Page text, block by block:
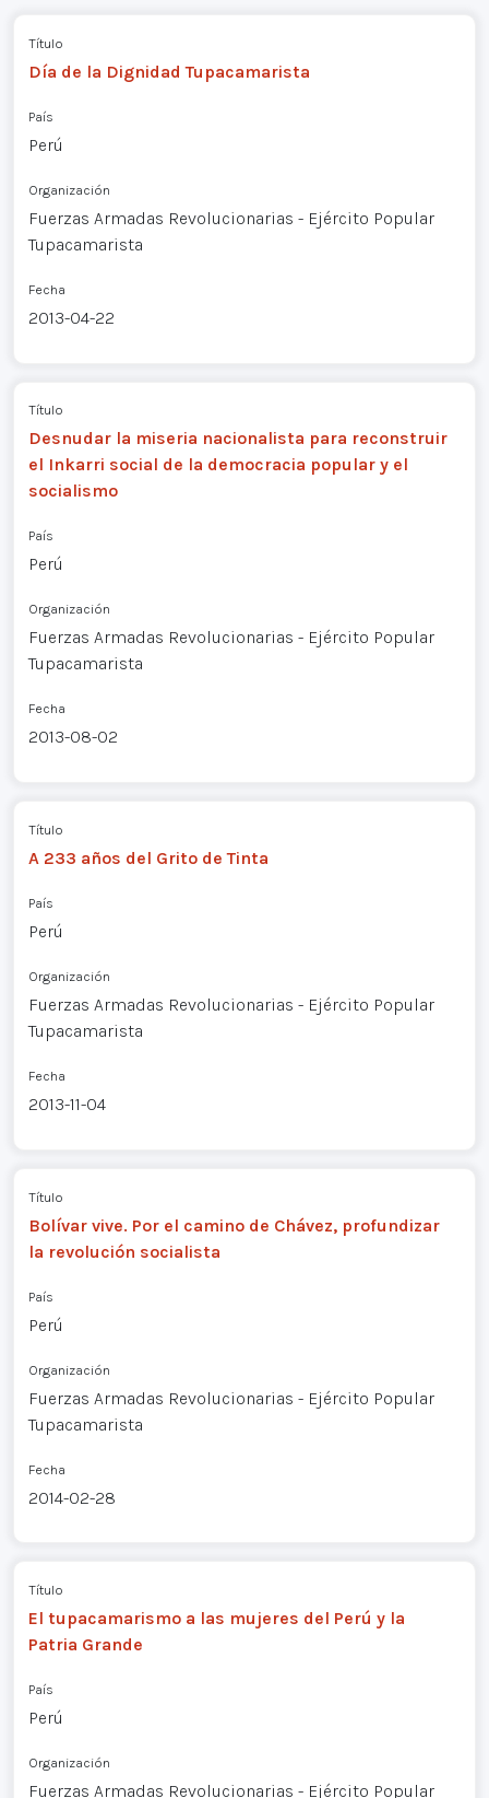
Título
Día de la Dignidad Tupacamarista
País
Perú
Organización
Fuerzas Armadas Revolucionarias - Ejército Popular
Tupacamarista
Fecha
2013-04-22
Título
Desnudar la miseria nacionalista para reconstruir
el Inkarri social de la democracia popular y el
socialismo
País
Perú
Organización
Fuerzas Armadas Revolucionarias - Ejército Popular
Tupacamarista
Fecha
2013-08-02
Título
A 233 años del Grito de Tinta
País
Perú
Organización
Fuerzas Armadas Revolucionarias - Ejército Popular
Tupacamarista
Fecha
2013-11-04
Título
Bolívar vive. Por el camino de Chávez, profundizar
la revolución socialista
País
Perú
Organización
Fuerzas Armadas Revolucionarias - Ejército Popular
Tupacamarista
Fecha
2014-02-28
Título
El tupacamarismo a las mujeres del Perú y la
Patria Grande
País
Perú
Organización
Fuerzas Armadas Revolucionarias - Ejército Popular